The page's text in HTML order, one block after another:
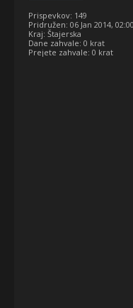
Prispevkov: 149
Pridružen: 06 Jan 2014, 02:00
Kraj: Štajerska
Dane zahvale: 0 krat
Prejete zahvale: 0 krat